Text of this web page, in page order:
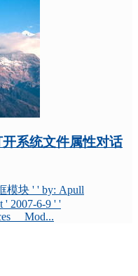
系统文件属性对话
模块 ' ' by: Apull
' 2007-6-9 ' '
Mod...